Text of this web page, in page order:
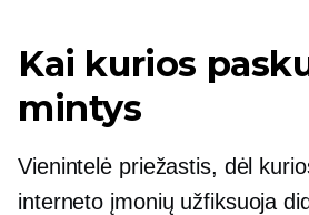
Kai kurios
mintys
Vienintelė priežastis, dėl
interneto įmonių užfiksuoja